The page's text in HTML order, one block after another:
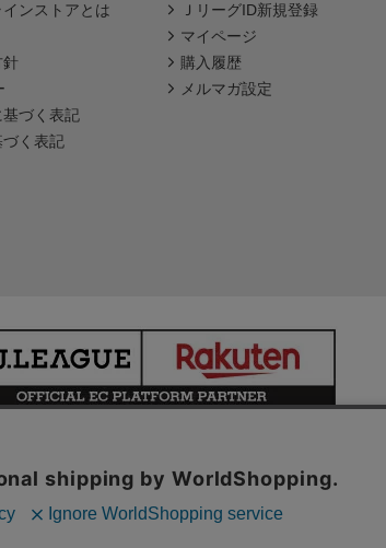
インストアとは
針
づく表記
く表記
ＪリーグID新規登録
マイページ
購入履歴
メルマガ設定
している文章・画像等の無断での複製・転載を禁止します。
FOOTBALL LEAGUE Rakuten Group, Inc.
ALL RIGHTS RESERVED.